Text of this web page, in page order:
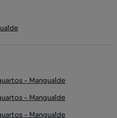
- Mangualde
- Mangualde
- Mangualde